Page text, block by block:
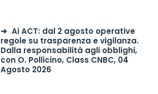
Ai ACT: dal 2 agosto operative
regole su trasparenza e vigilanza.
Dalla responsabilità agli obblighi,
con O. Pollicino, Class CNBC, 04
Agosto 2026